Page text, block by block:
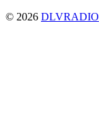
© 2026 DLVRADIO